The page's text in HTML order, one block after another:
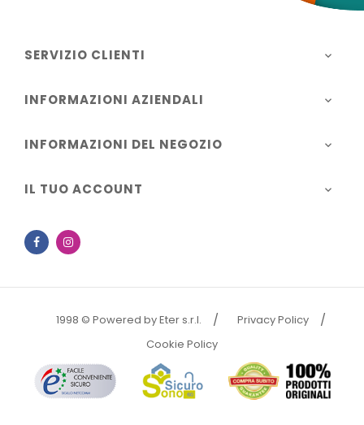
SERVIZIO CLIENTI 
INFORMAZIONI AZIENDALI 
INFORMAZIONI DEL NEGOZIO 
IL TUO ACCOUNT 
Facebook
1998 © Powered by Eter s.r.l.
Privacy Policy
Cookie Policy